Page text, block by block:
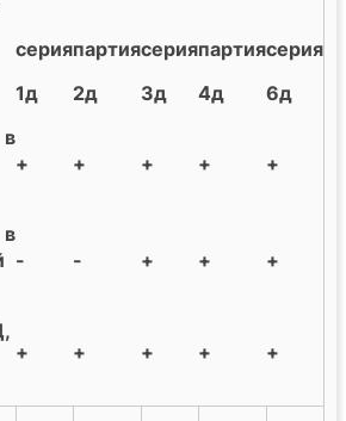
серияпартиясерияпартиясерия
1д 2д 3д 4д
6д
+ + + + +
- - + + +
+ + + + +